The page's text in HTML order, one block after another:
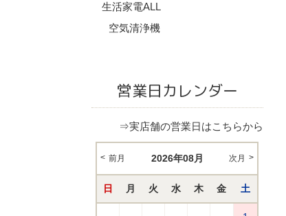
生活家電ALL
空気清浄機
営業日カレンダー
⇒実店舗の営業日はこちらから